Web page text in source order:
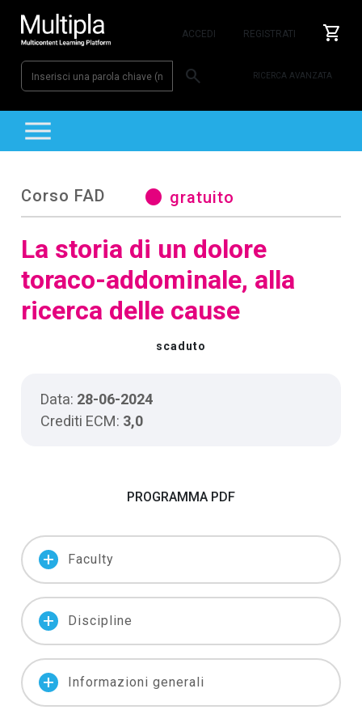
search RICERCA AVANZATA
ACCEDI REGISTRATI shopping_cart
Corso FAD circle gratuito
La storia di un dolore
toraco-addominale, alla
ricerca delle cause
scaduto
Data: 28-06-2024
Crediti ECM: 3,0
PROGRAMMA PDF
add Faculty
add Discipline
add Informazioni generali